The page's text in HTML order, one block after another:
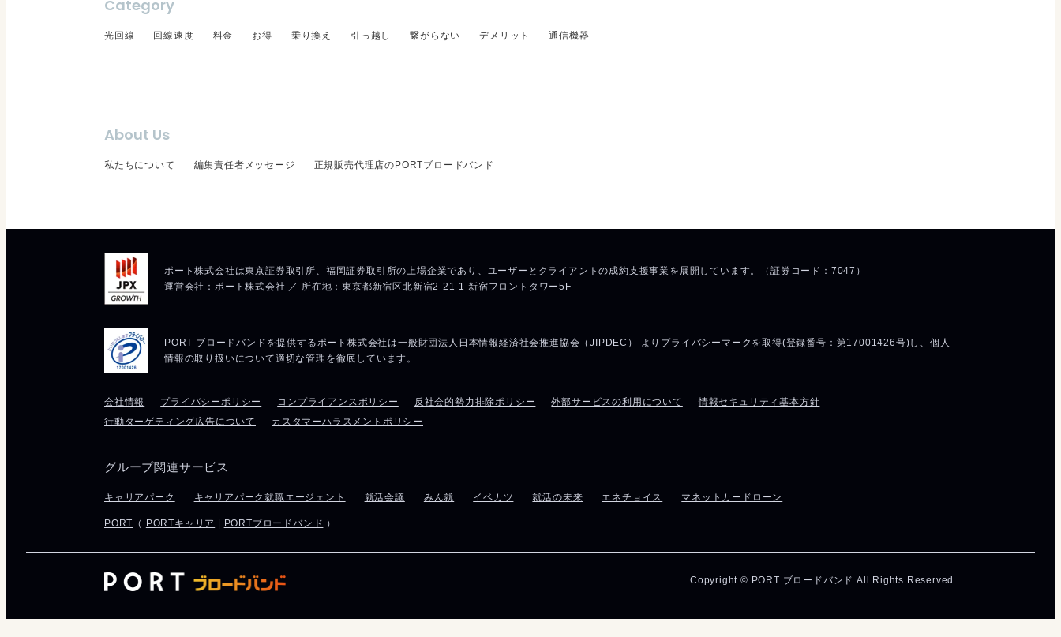
Category
光回線 回線速度 料金 お得 乗り換え 引っ越し 繋がらない デメリット 通信機器
About Us
私たちについて 編集責任者メッセージ 正規販売代理店のPORTブロードバンド
会社情報 プライバシーポリシー コンプライアンスポリシー 反社会的勢力排除ポリシー 外部サービスの利用について
情報セキュリティ基本方針
行動ターゲティング広告について
カスタマーハラスメントポリシー